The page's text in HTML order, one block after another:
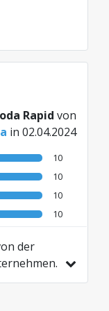
Rapid von
in 02.04.2024
10
10
10
10
der